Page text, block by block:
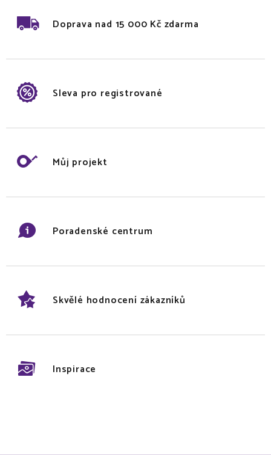
Doprava nad 15 000 Kč zdarma
Sleva pro registrované
Můj projekt
Poradenské centrum
Skvělé hodnocení zákazníků
Inspirace